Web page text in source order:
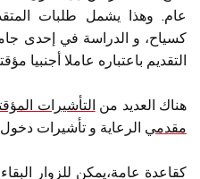
عام. وهذا يشمل طلبات
كسياح، و الدراسة في إحدى
التقديم باعتباره عاملا أجنبيا
هناك العديد من التأشيرات
مقدمي الرعاية و تأشيرات دخول
اتصل بنا على+1 604 449 1200